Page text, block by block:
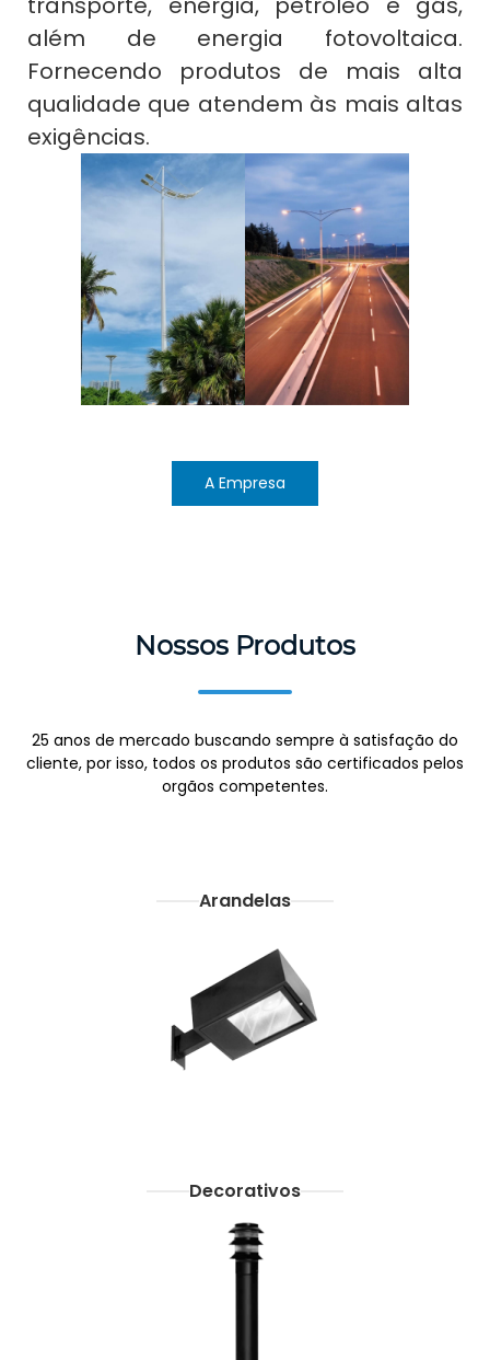
além de energia fotovoltaica.
Fornecendo produtos de mais alta
qualidade que atendem às mais altas
exigências.
A Empresa
Nossos Produtos
25 anos de mercado buscando sempre à satisfação do
cliente, por isso, todos os produtos são certificados pelos
orgãos competentes.
Arandelas
Decorativos